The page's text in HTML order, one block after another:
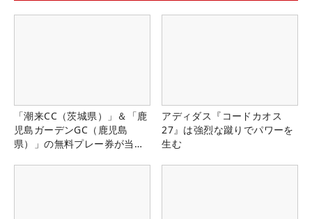
「潮来CC（茨城県）」＆「鹿
児島ガーデンGC（鹿児島
県）」の無料プレー券が当た
アディダス『コードカオス
27』は強烈な蹴りでパワーを
生む